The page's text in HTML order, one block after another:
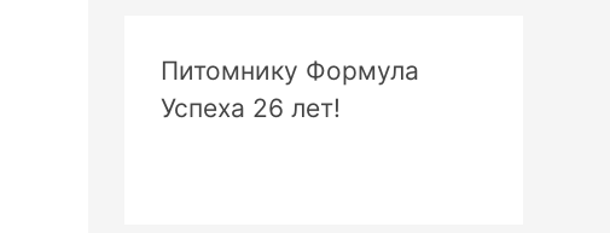
Питомнику Формула
Успеха 26 лет!